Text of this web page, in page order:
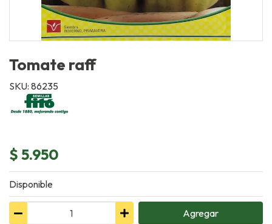
Tomate raff
SKU: 86235
$ 5.950
Disponible
Agregar